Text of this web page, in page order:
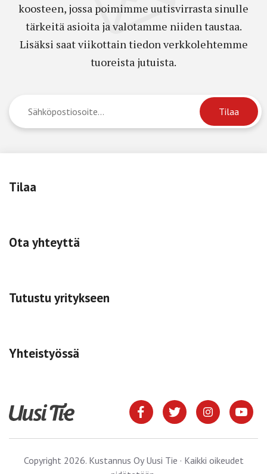
koosteen, jossa poimimme uutisvirrasta sinulle
tärkeitä asioita ja valotamme niiden taustaa.
Lisäksi saat viikottain tiedon verkkolehtemme
tuoreista jutuista.
Tilaa
Ota yhteyttä
Tutustu yritykseen
Yhteistyössä
Copyright 2026. Kustannus Oy Uusi Tie · Kaikki oikeudet